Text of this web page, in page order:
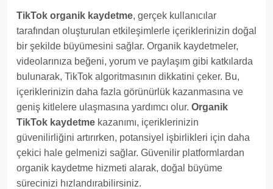
TikTok organik kaydetme, gerçek kullanıcılar
tarafından oluşturulan etkileşimlerle içeriklerinizin doğal
bir şekilde büyümesini sağlar. Organik kaydetmeler,
videolarınıza beğeni, yorum ve paylaşım gibi katkılarda
bulunarak, TikTok algoritmasının dikkatini çeker. Bu,
içeriklerinizin daha fazla görünürlük kazanmasına ve
geniş kitlelere ulaşmasına yardımcı olur. Organik
TikTok kaydetme kazanımı, içeriklerinizin
güvenilirliğini artırırken, potansiyel işbirlikleri için daha
çekici hale gelmenizi sağlar. Güvenilir platformlardan
organik kaydetme hizmeti alarak, doğal büyüme
sürecinizi hızlandırabilirsiniz.